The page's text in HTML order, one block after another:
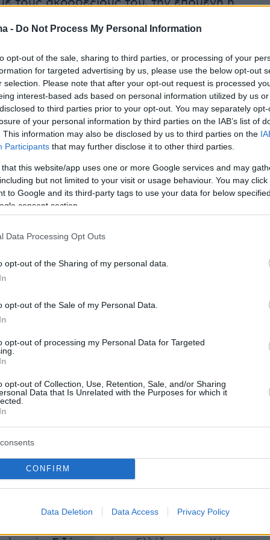
- Do Not Process My Personal Information
opt-out of the sale, sharing to third parties, or processing of your
for targeted advertising by us, please use the below opt-out
selection. Please note that after your opt-out request is processed
interest-based ads based on personal information utilized by us
to third parties prior to your opt-out. You may separately
of your personal information by third parties on the IAB’s list of
This information may also be disclosed by us to third parties on the
Participants that may further disclose it to other third parties.
that this website/app uses one or more Google services and may
but not limited to your visit or usage behaviour. You may
to Google and its third-party tags to use your data for below
consent section.
Data Processing Opt Outs
opt-out of the Sharing of my personal data.
opt-out of the Sale of my Personal Data.
opt-out of processing my Personal Data for Targeted
opt-out of Collection, Use, Retention, Sale, and/or Sharing
Data that Is Unrelated with the Purposes for which it
CONFIRM
Data Deletion Data Access Privacy Policy
τώρα τελευταία με τον μεταλλαγμένο
«μάζευε κι ας είναι και ρόγες».
σαν γυρολόγοι ξεκίνησαν κάποτε
και αντί να ανανεώσουν την
να τρέχουν από το ένα κόμμα στο άλλο
την πολιτική (ή όχι μόνο) τακτοποίησή
και οι κινήσεις που δημιουργήθηκαν στο
είχαν στελέχη σε αφθονία αλλά σε
υστερούσαν απελπιστικά. Η
ήταν τόσο γρήγορη και απότομη που
ντεραπάρισαν.
τον έφτυναν και εκείνοι δεν
από την ανάγκη να γλύψουν εκεί που
που κατακεραύνωναν τις συμπεριφορές
Πολάκη, τώρα αναγκάζονται να κάνουν την
πάντα στο όνομα της Αριστεράς και της
τα αδιάθετα των άλλων
σχηματισμών και προσπαθεί να μας πείσει ότι
μέρος του «καινούργιου» που αντιμάχεται